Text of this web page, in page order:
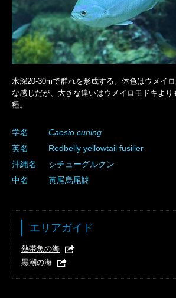
水深20-30mで群れを形成する。体色はウメイ
な感じだが、大きな違いはウメイロモドキより
種。
学名 Caesio cuning
英名
Redbelly yellowtail fusilier
沖縄名
シチューグルクン
中名
黃尾烏尾鮗
エリアガイド
熱帯魚の海
黒潮の海